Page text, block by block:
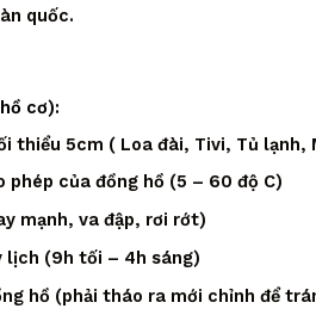
quốc.
cơ):
thiểu 5cm ( Loa đài, Tivi, Tủ
phép của đồng hồ (5 – 60 độ C)
mạnh, va đập, rơi rớt)
lịch (9h tối – 4h sáng)
hồ (phải tháo ra mới chỉnh để